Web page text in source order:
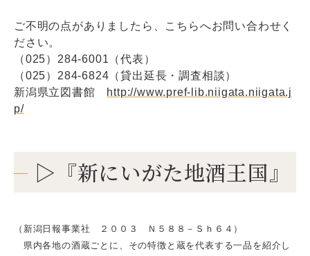
ご不明の点がありましたら、こちらへお問い合わせく
ださい。
（025）284-6001（代表）
（025）284-6824（貸出延長・調査相談）
新潟県立図書館 http://www.pref-lib.niigata.niigata.j
p/
▷『新にいがた地酒王国』
（新潟日報事業社 ２００３ Ｎ５８８－Ｓｈ６４）
県内各地の酒蔵ごとに、その特徴と蔵を代表する一品を紹介し